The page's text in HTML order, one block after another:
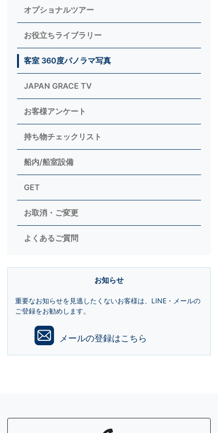
オプショナルツアー
お役立ちライブラリー
客室 360度パノラマ写真
JAPAN GRACE TV
お客様アンケート
持ち物チェックリスト
船内/船室設備
GET
お取消・ご変更
よくあるご質問
お知らせ
重要なお知らせを見逃したくないお客様は、LINE・メールの
ご登録をお勧めします。
メールの登録はこちら